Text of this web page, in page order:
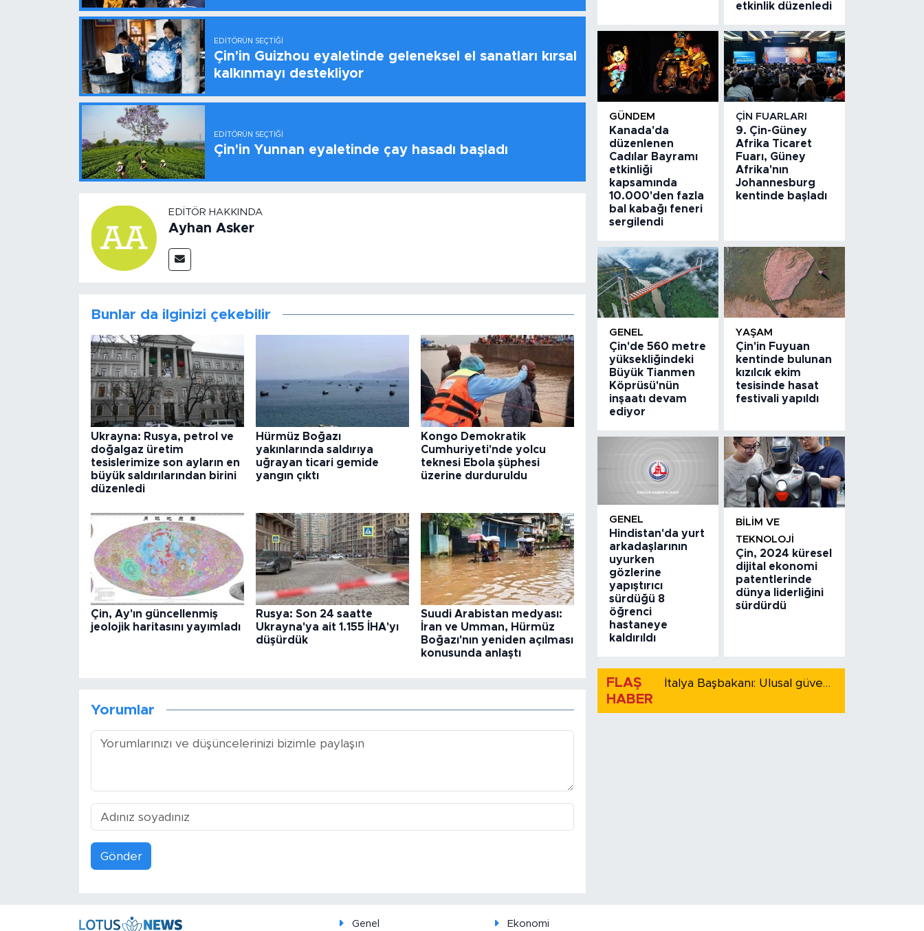
EDITÖRÜN SEÇTIĞI
Çin'in Guizhou eyaletinde geleneksel el sanatları kırsal
kalkınmayı destekliyor
EDITÖRÜN SEÇTIĞI
Çin'in Yunnan eyaletinde çay hasadı başladı
EDITÖR HAKKINDA
Ayhan Asker
Bunlar da ilginizi çekebilir
Ukrayna: Rusya, petrol ve
doğalgaz üretim
tesislerimize son ayların en
büyük saldırılarından birini
düzenledi
Hürmüz Boğazı
yakınlarında saldırıya
uğrayan ticari gemide
yangın çıktı
Kongo Demokratik
Cumhuriyeti'nde yolcu
teknesi Ebola şüphesi
üzerine durduruldu
Çin, Ay'ın güncellenmiş
jeolojik haritasını yayımladı
Rusya: Son 24 saatte
Ukrayna'ya ait 1.155 İHA'yı
düşürdük
Suudi Arabistan medyası:
İran ve Umman, Hürmüz
Boğazı'nın yeniden açılması
konusunda anlaştı
Yorumlar
Gönder
etkinlik düzenledi
GÜNDEM
Kanada'da
düzenlenen
Cadılar Bayramı
etkinliği
kapsamında
10.000'den fazla
bal kabağı feneri
sergilendi
ÇIN FUARLARI
9. Çin-Güney
Afrika Ticaret
Fuarı, Güney
Afrika'nın
Johannesburg
kentinde başladı
GENEL
Çin'de 560 metre
yüksekliğindeki
Büyük Tianmen
Köprüsü'nün
inşaatı devam
ediyor
YAŞAM
Çin'in Fuyuan
kentinde bulunan
kızılcık ekim
tesisinde hasat
festivali yapıldı
GENEL
Hindistan'da yurt
arkadaşlarının
uyurken
gözlerine
yapıştırıcı
sürdüğü 8
öğrenci
hastaneye
kaldırıldı
BILIM VE
TEKNOLOJI
Çin, 2024 küresel
dijital ekonomi
patentlerinde
dünya liderliğini
sürdürdü
FLAŞ
HABER
İtalya Başbakanı: Ulusal güvenliği korumak için İspanya ile Schengen kapsamındaki serbest dolaşımı askıya alıyoruz
Genel Ekonomi